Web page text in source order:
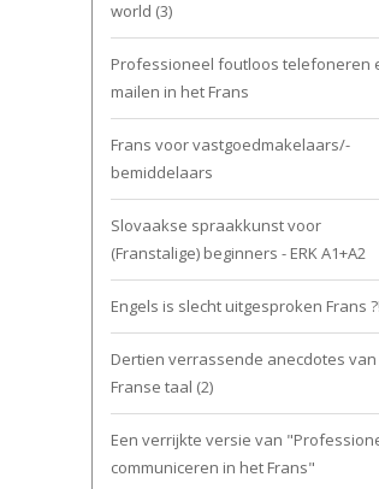
world (3)
Professioneel foutloos telefoneren
mailen in het Frans
Frans voor vastgoedmakelaars/-
bemiddelaars
Slovaakse spraakkunst voor
(Franstalige) beginners - ERK A1+A2
Engels is slecht uitgesproken Frans
Dertien verrassende anecdotes van
Franse taal (2)
Een verrijkte versie van
communiceren in het Frans"